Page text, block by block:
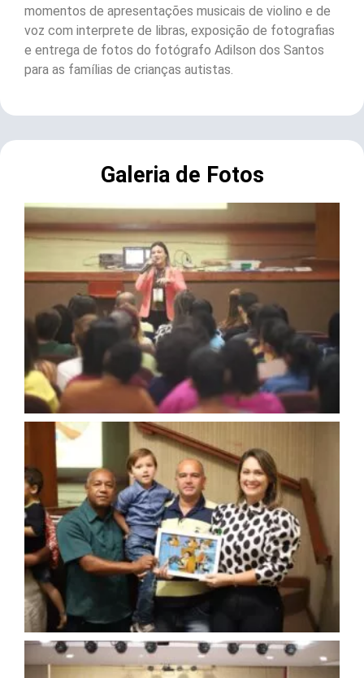
momentos de apresentações musicais de violino e de
voz com interprete de libras, exposição de fotografias
e entrega de fotos do fotógrafo Adilson dos Santos
para as famílias de crianças autistas.
Galeria de Fotos